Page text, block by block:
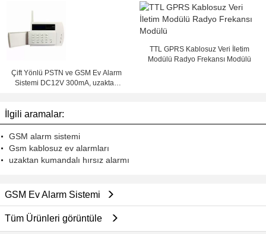
Çift Yönlü PSTN ve GSM Ev Alarm
Sistemi DC12V 300mA, uzaktan
TTL GPRS Kablosuz Veri İletim
Modülü Radyo Frekansı Modülü
İlgili aramalar:
GSM alarm sistemi
Gsm kablosuz ev alarmları
uzaktan kumandalı hırsız alarmı
GSM Ev Alarm Sistemi
Tüm Ürünleri görüntüle